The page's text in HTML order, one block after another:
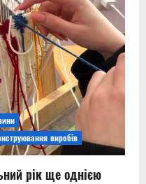
виробів
рік ще однією